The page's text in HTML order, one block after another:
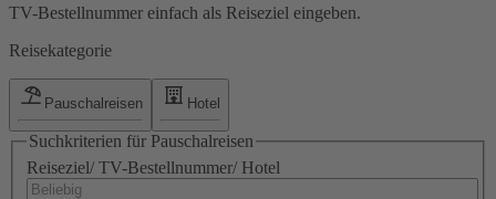
TV-Bestellnummer einfach als Reiseziel eingeben.
Reisekategorie
Pauschalreisen Hotel
Suchkriterien für Pauschalreisen
Reiseziel/ TV-Bestellnummer/ Hotel